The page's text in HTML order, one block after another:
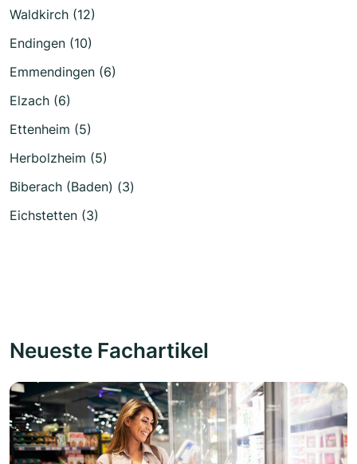
Waldkirch (12)
Endingen (10)
Emmendingen (6)
Elzach (6)
Ettenheim (5)
Herbolzheim (5)
Biberach (Baden) (3)
Eichstetten (3)
Neueste Fachartikel